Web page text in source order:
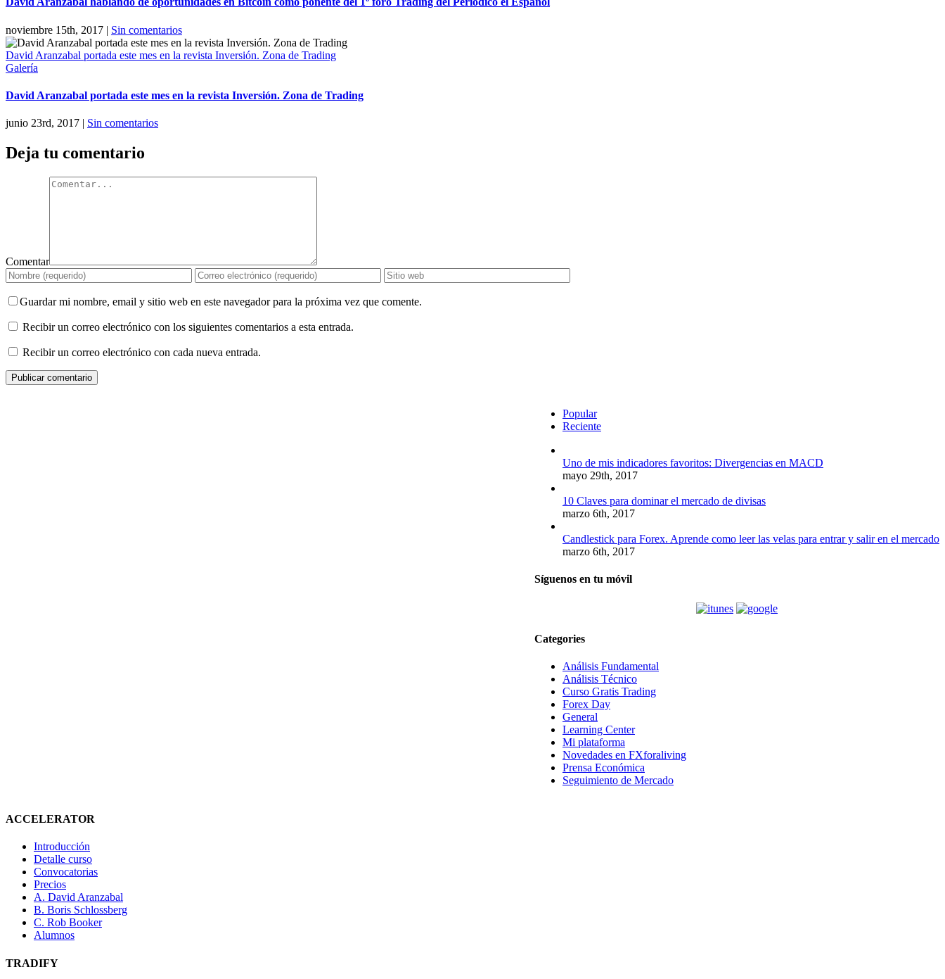
noviembre 15th, 2017 | Sin comentarios
David Aranzabal portada este mes en la revista Inversión. Zona de Trading
Galería
David Aranzabal portada este mes en la revista Inversión. Zona de Trading
junio 23rd, 2017 | Sin comentarios
Deja tu comentario
Comentar
Guardar mi nombre, email y sitio web en este navegador para la próxima vez que comente.
Recibir un correo electrónico con los siguientes comentarios a esta entrada.
Recibir un correo electrónico con cada nueva entrada.
Popular
Reciente
Uno de mis indicadores favoritos: Divergencias en MACD
mayo 29th, 2017
10 Claves para dominar el mercado de divisas
marzo 6th, 2017
Candlestick para Forex. Aprende como leer las velas para entrar y salir en el mercado
marzo 6th, 2017
Síguenos en tu móvil
Categories
Análisis Fundamental
Análisis Técnico
Curso Gratis Trading
Forex Day
General
Learning Center
Mi plataforma
Novedades en FXforaliving
Prensa Económica
Seguimiento de Mercado
ACCELERATOR
Introducción
Detalle curso
Convocatorias
Precios
A. David Aranzabal
B. Boris Schlossberg
C. Rob Booker
Alumnos
TRADIFY